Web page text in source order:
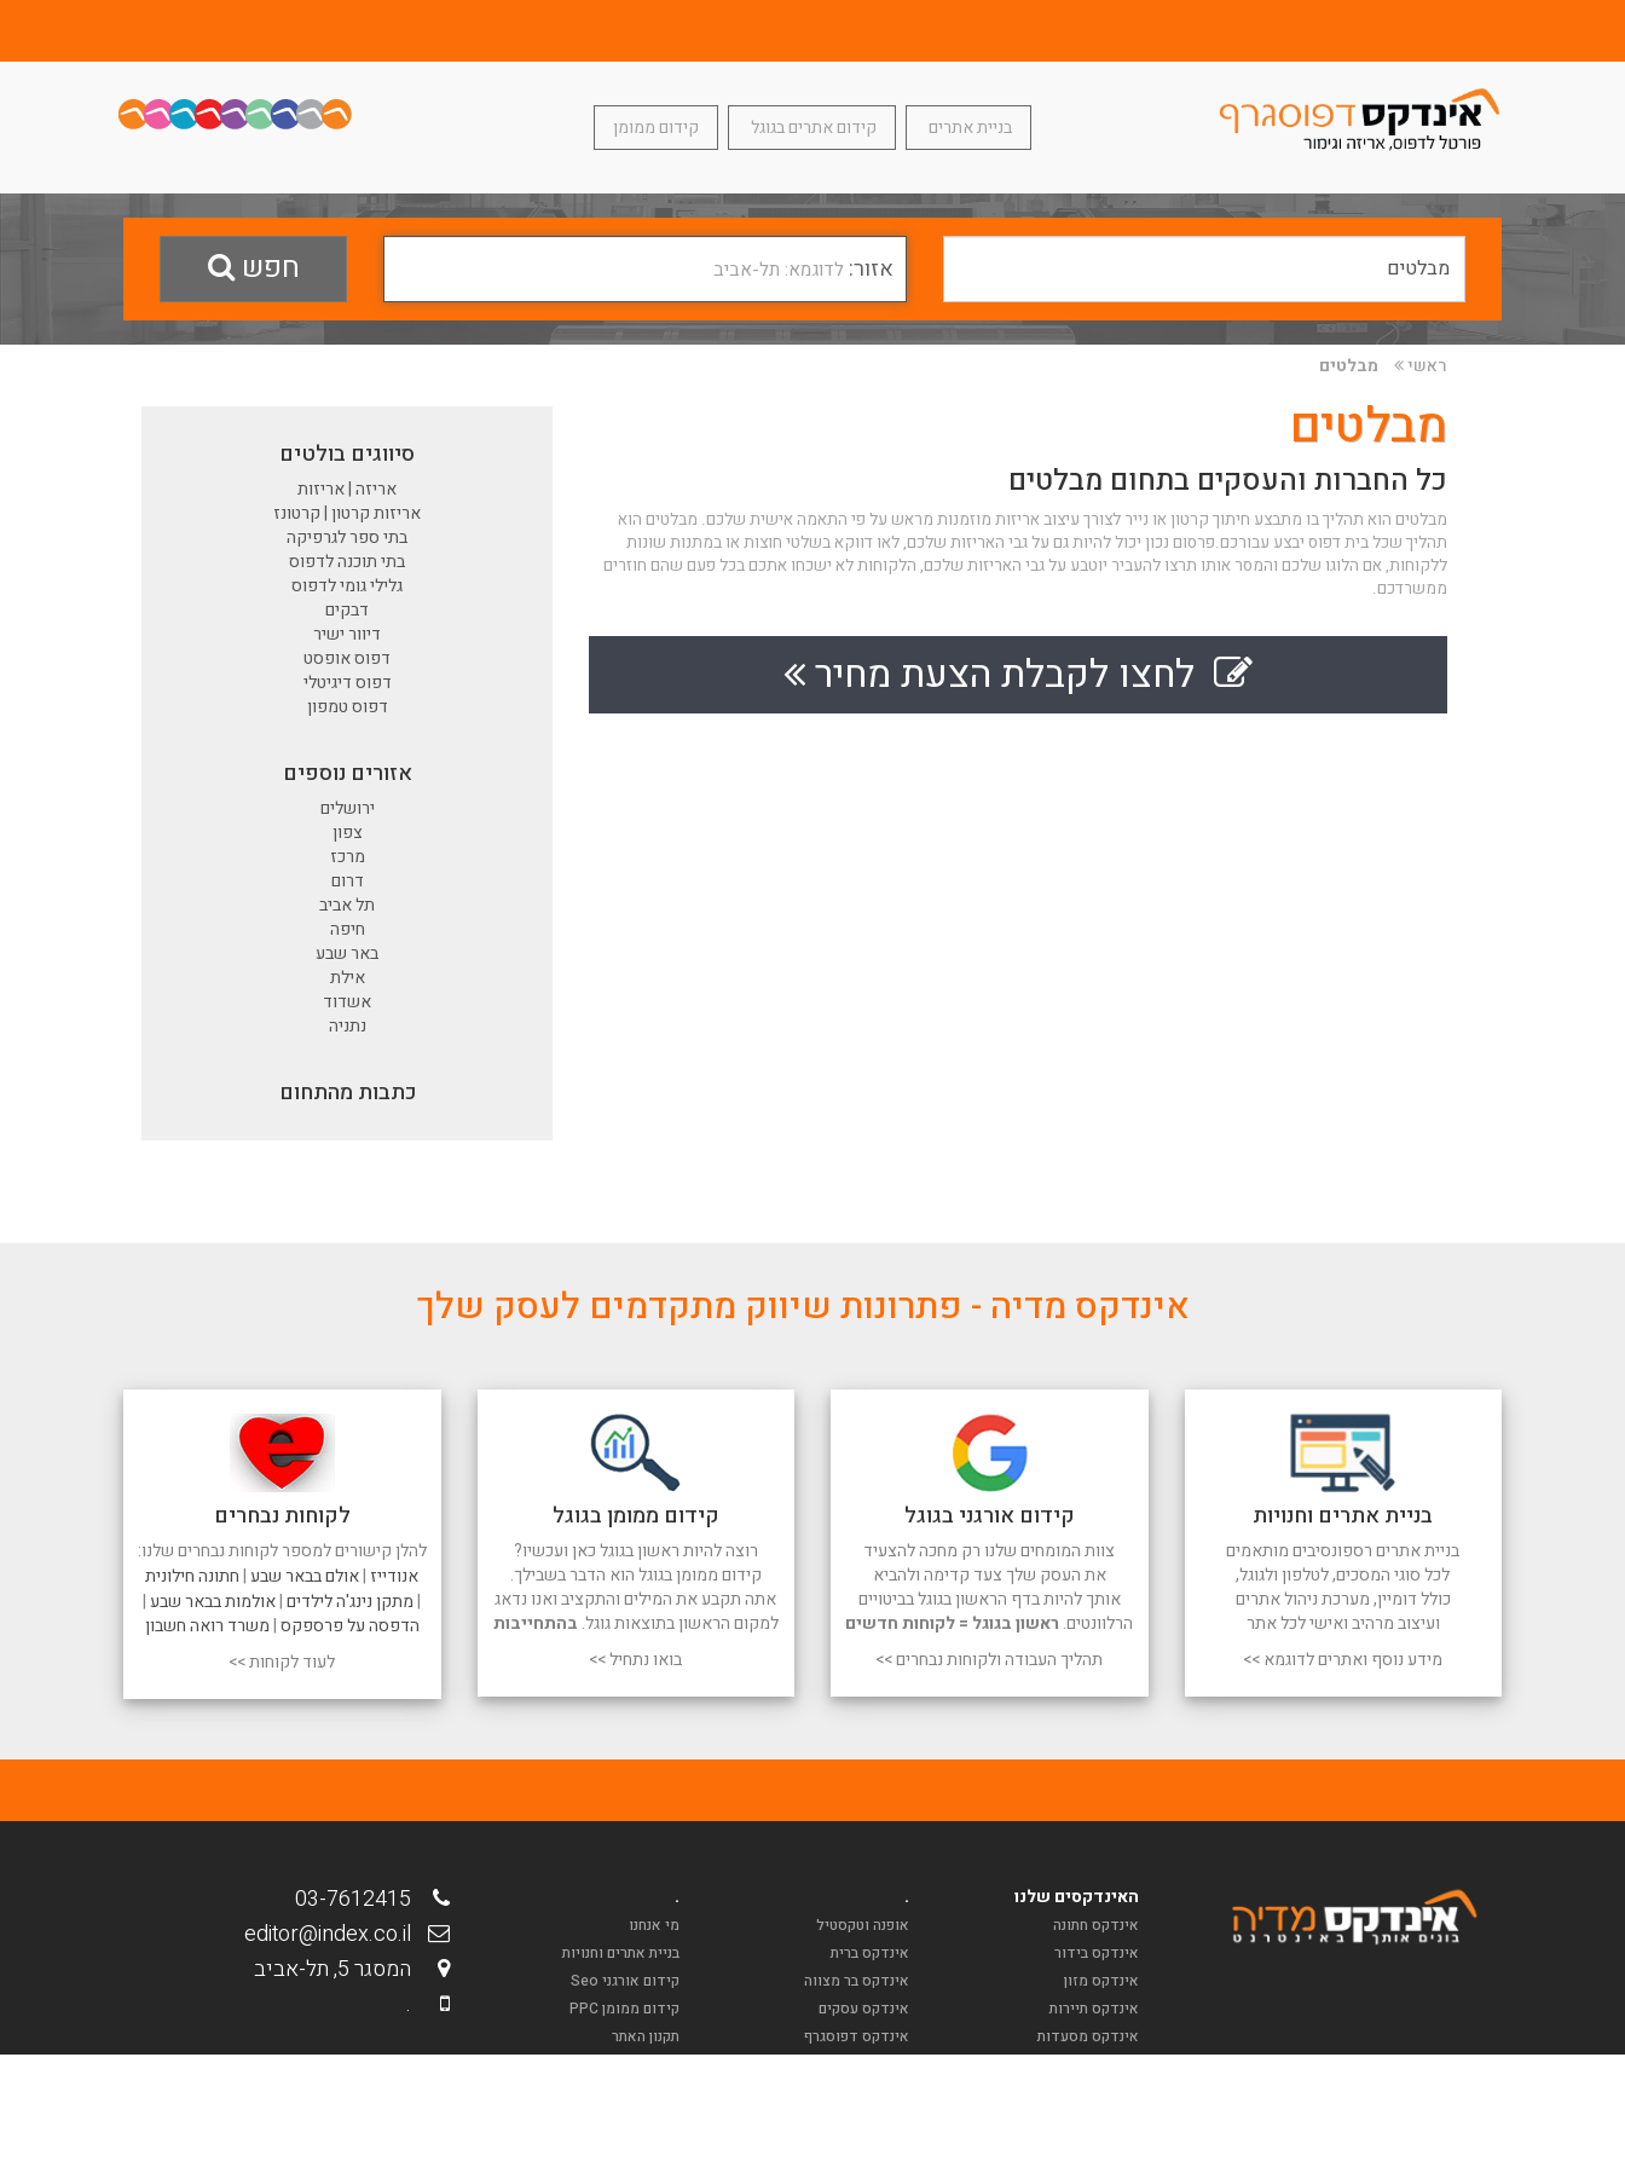
בניית אתרים קידום אתרים בגוגל קידום ממומן
אזור: לדוגמא: תל-אביב חפש
סיווגים בולטים
אריזה | אריזות
אריזות קרטון | קרטונז
בתי ספר לגרפיקה
בתי תוכנה לדפוס
גלילי גומי לדפוס
דבקים
דיוור ישיר
דפוס אופסט
דפוס דיגיטלי
דפוס טמפון
אזורים נוספים
ירושלים
צפון
מרכז
דרום
תל אביב
חיפה
באר שבע
אילת
אשדוד
נתניה
כתבות מהתחום
ראשי מבלטים
מבלטים
כל החברות והעסקים בתחום מבלטים
מבלטים הוא תהליך בו מתבצע חיתוך קרטון או נייר לצורך עיצוב אריזות מוזמנות מראש על פי התאמה אישית שלכם. מבלטים הוא
תהליך שכל בית דפוס יבצע עבורכם.פרסום נכון יכול להיות גם על גבי האריזות שלכם, לאו דווקא בשלטי חוצות או במתנות שונות
ללקוחות, אם הלוגו שלכם והמסר אותו תרצו להעביר יוטבע על גבי האריזות שלכם, הלקוחות לא ישכחו אתכם בכל פעם שהם חוזרים
ממשרדכם.
לחצו לקבלת הצעת מחיר
אינדקס מדיה - פתרונות שיווק מתקדמים לעסק שלך
לקוחות נבחרים
להלן קישורים למספר לקוחות נבחרים שלנו:
אנודייז |אולם בבאר שבע|חתונה חילונית
|מתקן נינג'ה לילדים |אולמות בבאר שבע|
הדפסה על פרספקס|משרד רואה חשבון
לעוד לקוחות >>
קידום ממומן בגוגל
רוצה להיות ראשון בגוגל כאן ועכשיו?
קידום ממומן בגוגל הוא הדבר בשבילך.
אתה תקבע את המילים והתקציב ואנו נדאג
למקום הראשון בתוצאות גוגל. בהתחייבות
בואו נתחיל >>
קידום אורגני בגוגל
צוות המומחים שלנו רק מחכה להצעיד
את העסק שלך צעד קדימה ולהביא
אותך להיות בדף הראשון בגוגל בביטויים
הרלוונטים. ראשון בגוגל = לקוחות חדשים
תהליך העבודה ולקוחות נבחרים >>
בניית אתרים וחנויות
בניית אתרים רספונסיבים מותאמים
לכל סוגי המסכים, לטלפון ולגוגל,
כולל דומיין, מערכת ניהול אתרים
ועיצוב מרהיב ואישי לכל אתר
מידע נוסף ואתרים לדוגמא >>
המסגר 5, תל-אביב
.
.
מי אנחנו
בניית אתרים וחנויות
קידום אורגני Seo
קידום ממומן PPC
תקנון האתר
.
אופנה וטקסטיל
אינדקס ברית
אינדקס בר מצווה
אינדקס עסקים
אינדקס דפוסגרף
האינדקסים שלנו
אינדקס חתונה
אינדקס בידור
אינדקס מזון
אינדקס תיירות
אינדקס מסעדות